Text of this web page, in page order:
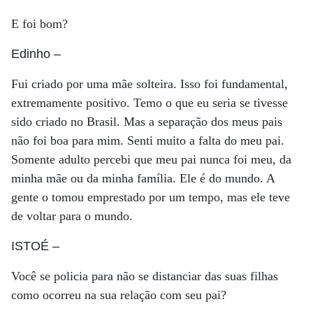
E foi bom?
Edinho –
Fui criado por uma mãe solteira. Isso foi fundamental,
extremamente positivo. Temo o que eu seria se tivesse
sido criado no Brasil. Mas a separação dos meus pais
não foi boa para mim. Senti muito a falta do meu pai.
Somente adulto percebi que meu pai nunca foi meu, da
minha mãe ou da minha família. Ele é do mundo. A
gente o tomou emprestado por um tempo, mas ele teve
de voltar para o mundo.
ISTOÉ –
Você se policia para não se distanciar das suas filhas
como ocorreu na sua relação com seu pai?